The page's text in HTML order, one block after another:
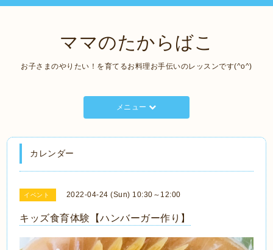
ママのたからばこ
お子さまのやりたい！を育てるお料理お手伝いのレッスンです(^o^)
メニュー
カレンダー
イベント 2022-04-24 (Sun) 10:30～12:00
キッズ食育体験【ハンバーガー作り】